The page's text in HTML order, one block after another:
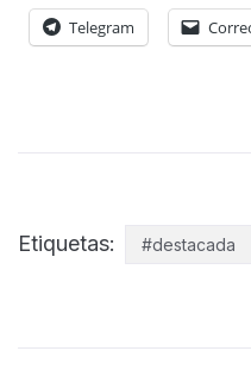
Telegram
Etiquetas: #destacada